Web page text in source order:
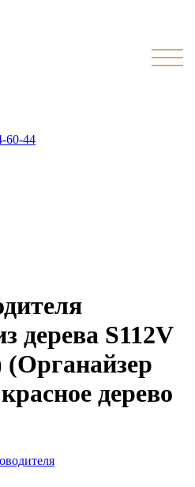
60-44
дерева S112V
(Органайзер
дерево